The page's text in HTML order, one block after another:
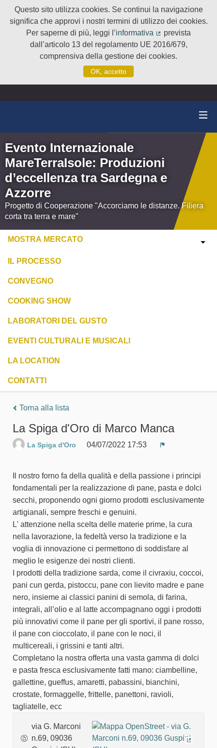
Questo sito utilizza cookies. Se continui la navigazione
significa che approvi i nostri termini di utilizzo dei cookies.
Per saperne di più, leggi l’informativa
(Collegamento
prevista
dall’articolo 13 del regolamento UE 2016/679,
comprensiva della gestione dei cookies.
OK, accetto
Evento Internazionale
MareTerraIsole: Produzioni
d’eccellenza tra Sardegna e
Azzorre
Progetto di Cooperazione "Accorciamo le distanze. Filiera
corta tra terra e mare"
MOSTRA MERCATO
IL PROCESSO
CONVEGNO
COOKING SHOW
LABORATORI DEL GUSTO
EVENTI CULTURALI E MUSICALI
LA LOCATION
CONTATTI
Torna alla lista
La Spiga d'Oro di Marco Manca
La Spiga d'Oro
04/07/2022 17:53
Il nostro forno fa della qualità e della passione i principi
fondamentali per la realizzazione di pane, pasta e dolci
secchi, proponendo ogni giorno prodotti esclusivamente
artigianali, sempre freschi e genuini.
L' attenzione nella scelta delle materie prime, la cura
nella lavorazione, la fedeltà verso la tradizione e la
voglia di innovazione ci permettono di soddisfare al
meglio le esigenze dei nostri clienti.
I prodotti della tradizione sarda, come il civraxiu, coccoi,
pani cun gerda, pistoccu, pane con lievito madre e pane
nero, insieme ai classici panini di semola, di farina,
integrali, all’olio e al latte accompagnano oggi i prodotti
più innovativi come il pane per gli sportivi, il pane rosso,
il pane con cioccolato, il pane con le noci, il
multicereali, i grissini e tanti altri.
Completano la nostra offerta una vasta gamma di dolci
e pasta fresca esclusivamente fatti mano: ciambelline,
gallettine, gueffus, amaretti, pabassini, bianchini,
crostate, formaggelle, frittelle, panettoni, ravioli,
tagliatelle, ecc
via G. Marconi
n.69, 09036